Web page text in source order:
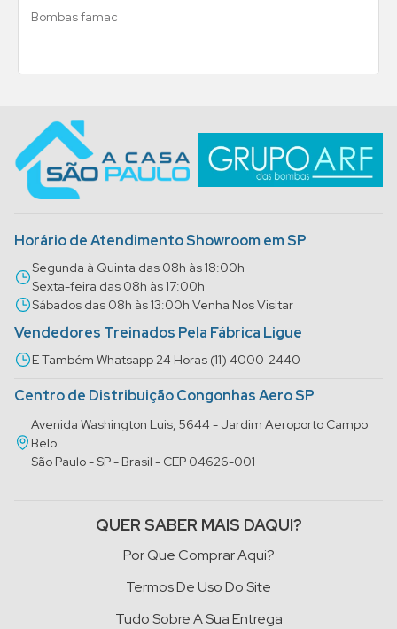
Bombas famac
Horário de Atendimento Showroom em SP
Segunda à Quinta das 08h às 18:00h
Sexta-feira das 08h às 17:00h
Sábados das 08h às 13:00h Venha Nos Visitar
Vendedores Treinados Pela Fábrica Ligue
E Também Whatsapp 24 Horas (11) 4000-2440
Centro de Distribuição Congonhas Aero SP
Avenida Washington Luis, 5644 - Jardim Aeroporto Campo
Belo
São Paulo - SP - Brasil - CEP 04626-001
QUER SABER MAIS DAQUI?
Por Que Comprar Aqui?
Termos De Uso Do Site
Tudo Sobre A Sua Entrega